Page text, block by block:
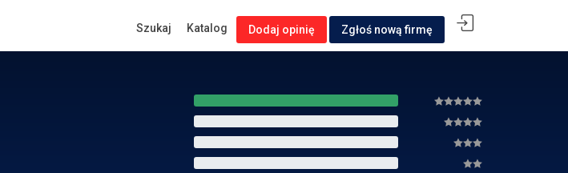
Szukaj Katalog Dodaj opinię Zgłoś nową firmę